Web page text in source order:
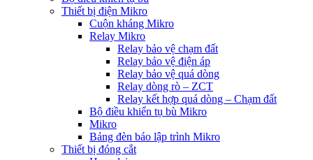
Thiết bị điện Mikro
Cuộn kháng Mikro
Relay Mikro
Relay bảo vệ chạm đất
Relay bảo vệ điện áp
Relay bảo vệ quá dòng
Relay dòng rò – ZCT
Relay kết hợp quá dòng – Chạm đất
Bộ điều khiển tụ bù Mikro
Mikro
Bảng đèn báo lập trình Mikro
Thiết bị đóng cắt